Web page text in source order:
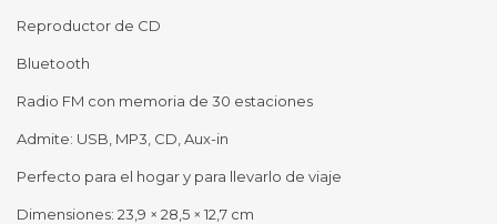
Reproductor de CD
Bluetooth
Radio FM con memoria de 30 estaciones
Admite: USB, MP3, CD, Aux-in
Perfecto para el hogar y para llevarlo de viaje
Dimensiones: 23,9 × 28,5 × 12,7 cm